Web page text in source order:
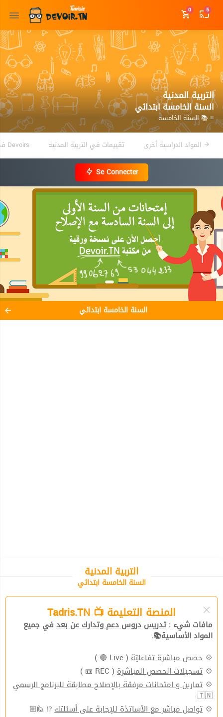
0 5
التربية المدنية
السنة الخامسة ابتدائي
≡ 📚 السنة الخامسة
المواد الدراسية أخرى تقييمات في التربية المدنية Devoirs في التربية المدنية
Se Connecter
السنة الخامسة ابتدائي
التربية المدنية
السنة الخامسة ابتدائي
المنصة التعليمة 📺 Tadris.TN
مافات شيء : تدريس دروس دعم وتدارك عن بعد في جميع
المواد الأساسية📚.
💠 حصص مباشرة تفاعليّة ( Live 🔴 )
💠 تسجيلات الحصص المباشرة ( REC 📼 )
💠 تمارين و امتحانات مرفقة بالإصلاح مطابقة للبرنامج الرسمي
🇹🇳
💠 تواصل مباشر مع الأساتذة للإجابة على أسئلتك⁉ 🙋🏼